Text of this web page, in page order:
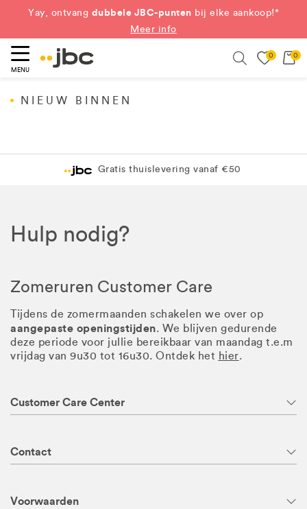
Yay, ontvang dubbele JBC-punten bij elke aankoop!*
Meer info
MENU
0 0
NIEUW BINNEN
Gratis thuislevering vanaf €50
Hulp nodig?
Zomeruren Customer Care
Tijdens de zomermaanden schakelen we over op
aangepaste openingstijden. We blijven gedurende
deze periode voor jullie bereikbaar van maandag t.e.m
vrijdag van 9u30 tot 16u30. Ontdek het hier.
Customer Care Center
Contact
Voorwaarden